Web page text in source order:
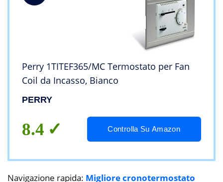
Perry 1TITEF365/MC Termostato per Fan
Coil da Incasso, Bianco
PERRY
8.4 Controlla Su Amazon
Navigazione rapida: Migliore cronotermostato